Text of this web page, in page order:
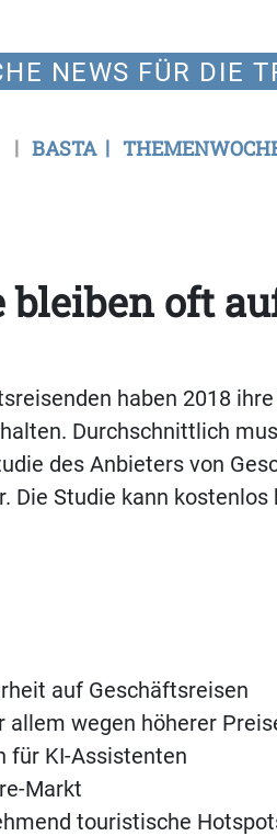
NEWS FÜR DIE
BASTA
bleiben oft
haben 2018
Durchschnittlich
des Anbieters von
Die Studie kann kostenlos
auf Geschäftsreisen
wegen höherer
für KI-Assistenten
Markt
touristische